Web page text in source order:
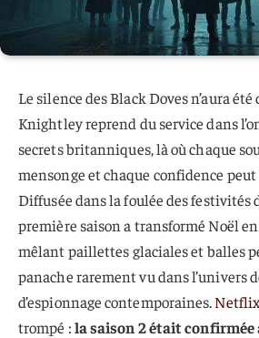
Le silence des Black Doves n’aura été
Knightley reprend du service dans
secrets britanniques, là où chaque
mensonge et chaque confidence
Diffusée dans la foulée des festivités
première saison a transformé Noël
mêlant paillettes glaciales et balles
panache rarement vu dans l’univers
d’espionnage contemporaines.Netflix
trompé :la saison 2 était confirmée